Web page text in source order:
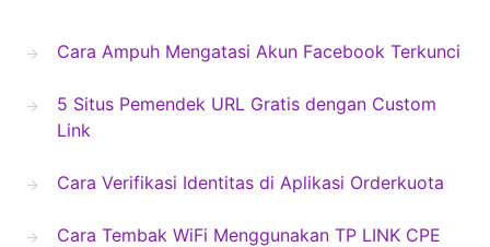
Cara Ampuh Mengatasi Akun Facebook Terkunci
5 Situs Pemendek URL Gratis dengan Custom
Link
Cara Verifikasi Identitas di Aplikasi Orderkuota
Cara Tembak WiFi Menggunakan TP LINK CPE